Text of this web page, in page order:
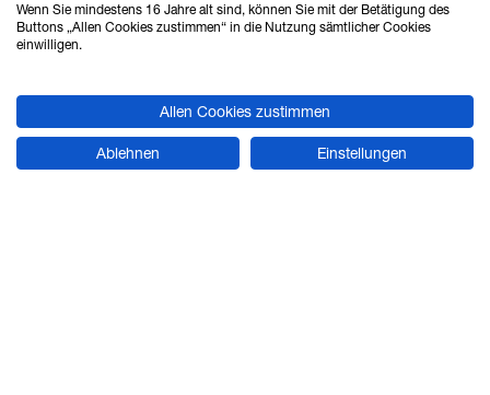
28357 Bremen
Tel.: 0421 - 27808 - 0
Fax: 0421 - 27808 - 88
vertrieb@ahlrich-siemens.de
Wenn Sie mindestens 16 Jahre alt sind, können Sie mit der Betätigung des
Buttons „Allen Cookies zustimmen“ in die Nutzung sämtlicher Cookies
einwilligen.
Allen Cookies zustimmen
Ablehnen Einstellungen